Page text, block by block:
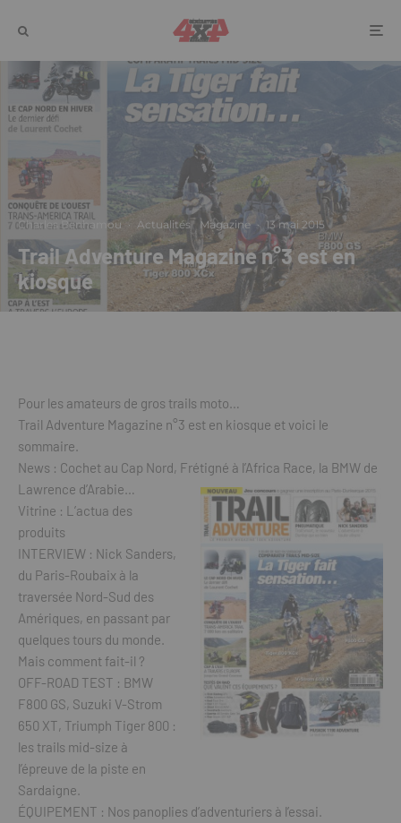
Charles Benhamou · Actualités Magazine · 13 mai 2015
Trail Adventure Magazine n°3 est en
kiosque
Pour les amateurs de gros trails moto…
Trail Adventure Magazine n°3 est en kiosque et voici le
sommaire.
News : Cochet au Cap Nord, Frétigné à l’Africa Race, la BMW de
Lawrence d’Arabie…
Vitrine : L’actua des
produits
INTERVIEW : Nick Sanders,
du Paris-Roubaix à la
traversée Nord-Sud des
Amériques, en passant par
quelques tours du monde.
Mais comment fait-il ?
OFF-ROAD TEST : BMW
F800 GS, Suzuki V-Strom
650 XT, Triumph Tiger 800 :
les trails mid-size à
l’épreuve de la piste en
Sardaigne.
ÉQUIPEMENT : Nos panoplies d’adventuriers à l’essai.